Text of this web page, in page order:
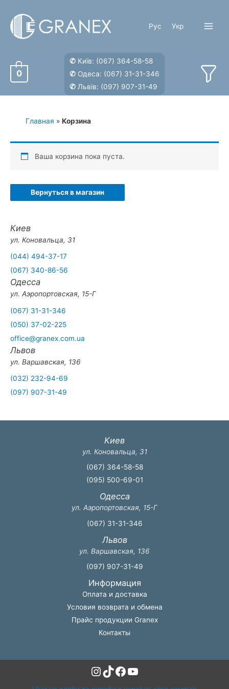
содержимому
Рус Укр
0
✆ Київ: (067) 364-58-58
✆ Одеса: (067) 31-31-346
✆ Львів: (097) 907-31-49
Главная » Корзина
Ваша корзина пока пуста.
Вернуться в магазин
Киев
ул. Коновальца, 31
(044) 494-37-17
(067) 340-86-56
Одесса
ул. Аэропортовская, 15-Г
(067) 31-31-346
(050) 37-02-225
office@granex.com.ua
Львов
ул. Варшавская, 136
(032) 232-94-69
(097) 907-31-49
Киев
ул. Коновальца, 31
(067) 364-58-58
(095) 500-69-01
Одесса
ул. Аэропортовская, 15-Г
(067) 31-31-346
Львов
ул. Варшавская, 136
(097) 907-31-49
Информация
Оплата и доставка
Условия возврата и обмена
Прайс продукции Granex
Контакты
Instagram
TikTok
Facebook
YouTube